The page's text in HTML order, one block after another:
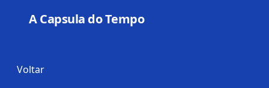
A Capsula do Tempo
Voltar